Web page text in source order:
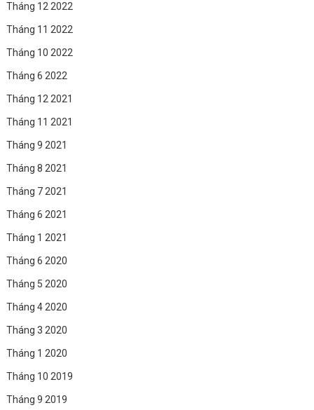
Tháng 12 2022
Tháng 11 2022
Tháng 10 2022
Tháng 6 2022
Tháng 12 2021
Tháng 11 2021
Tháng 9 2021
Tháng 8 2021
Tháng 7 2021
Tháng 6 2021
Tháng 1 2021
Tháng 6 2020
Tháng 5 2020
Tháng 4 2020
Tháng 3 2020
Tháng 1 2020
Tháng 10 2019
Tháng 9 2019